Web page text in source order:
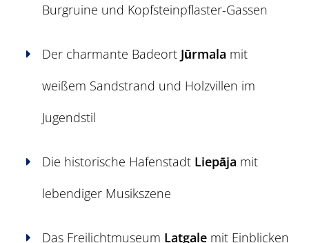
Burgruine und Kopfsteinpflaster-Gassen
Der charmante Badeort Jūrmala mit
weißem Sandstrand und Holzvillen im
Jugendstil
Die historische Hafenstadt Liepāja mit
lebendiger Musikszene
Das Freilichtmuseum Latgale mit Einblicken